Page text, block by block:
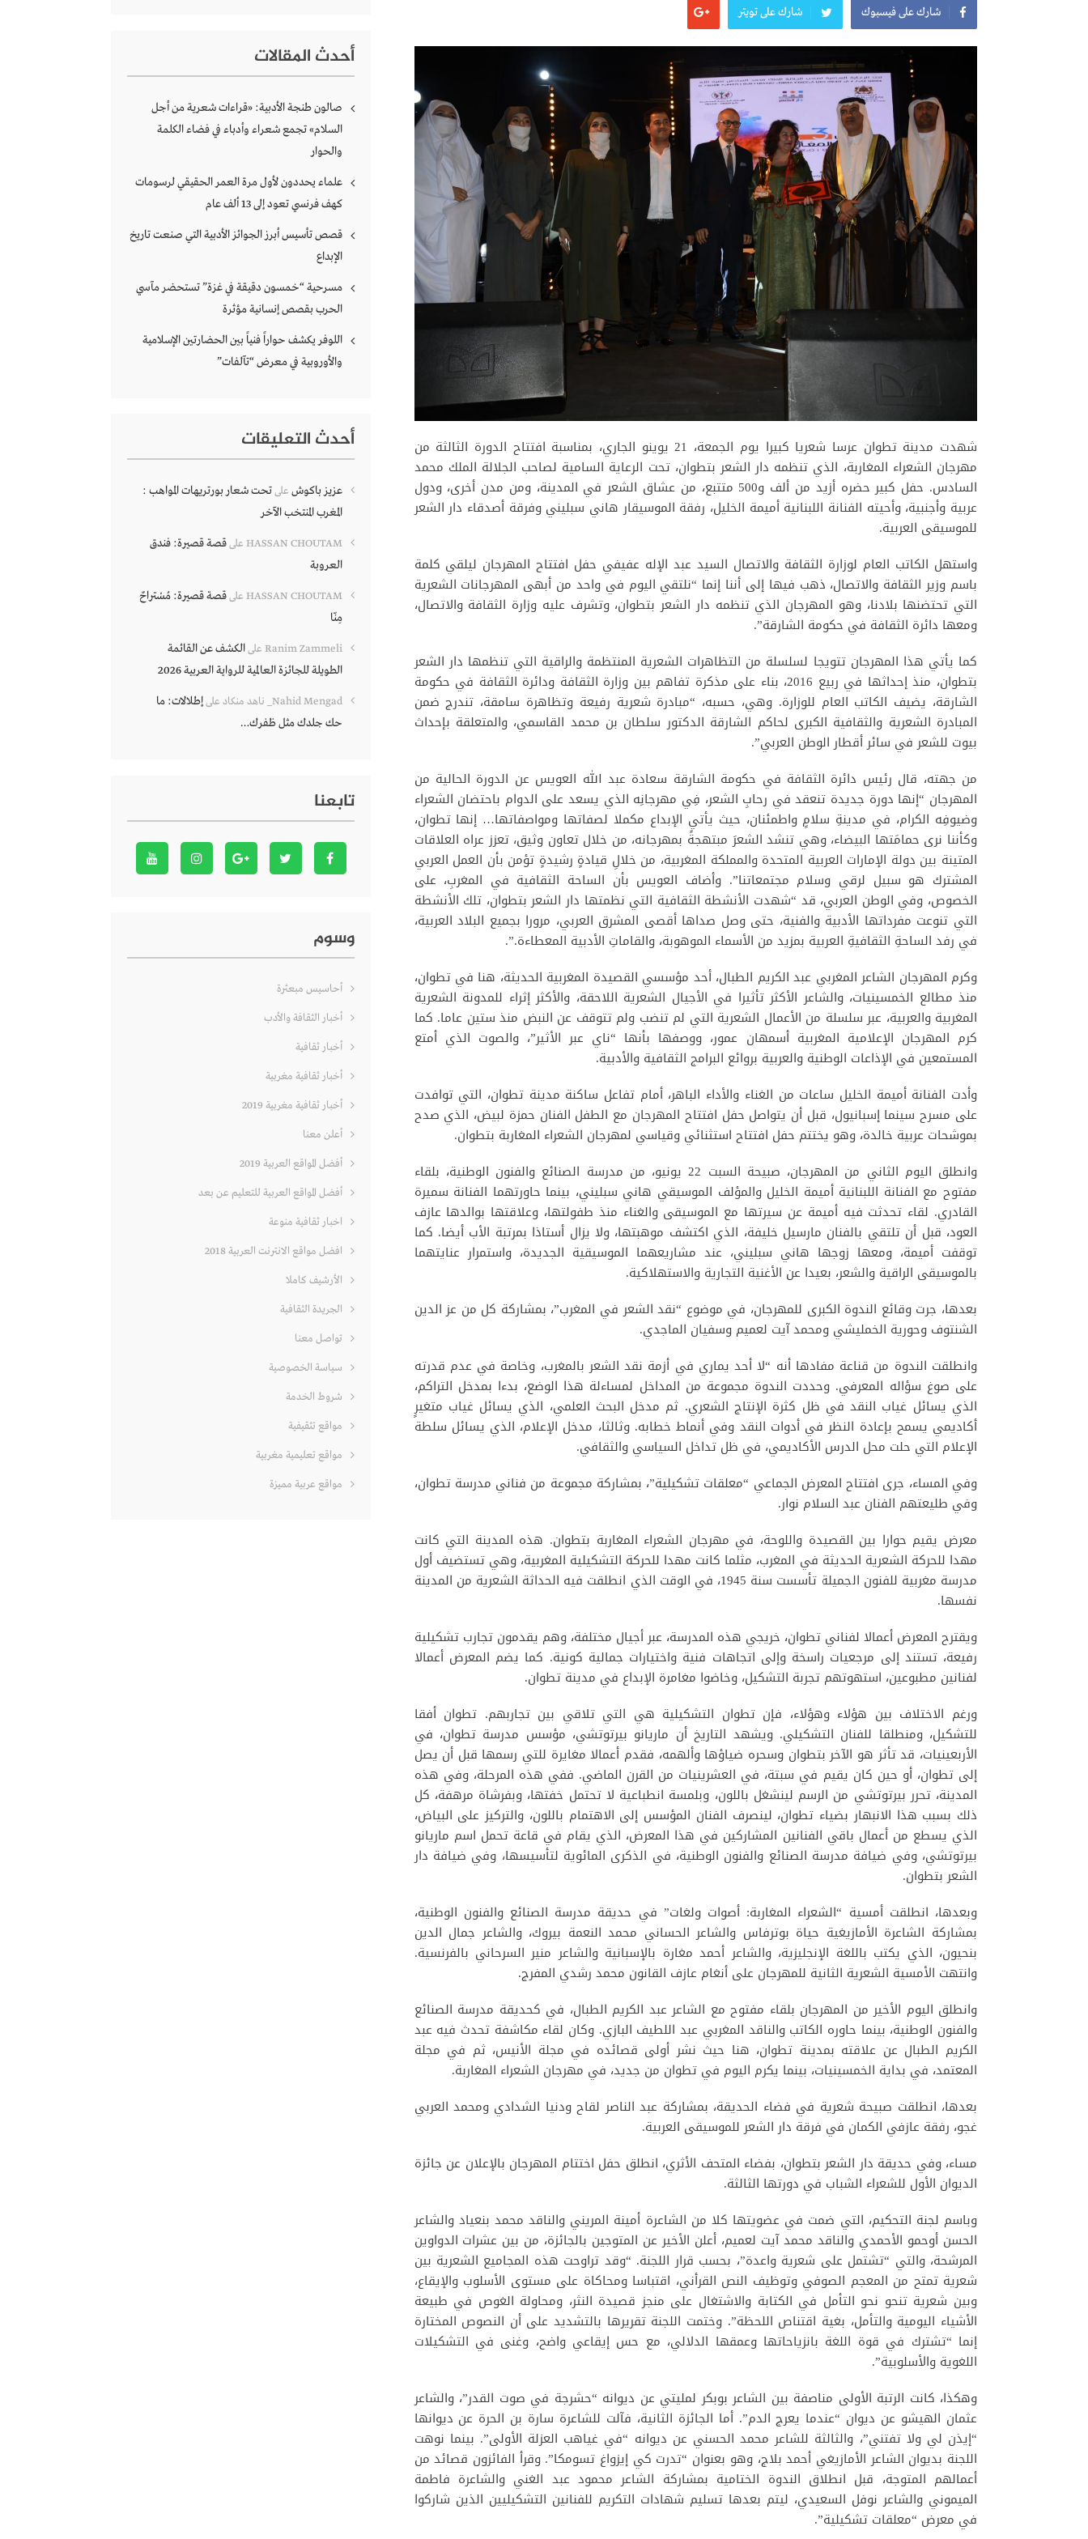
شارك على فيسبوك شارك على تويتر
شهدت مدينة تطوان عرسا شعريا كبيرا يوم الجمعة، 21 يوينو الجاري، بمناسبة افتتاح الدورة الثالثة من
مهرجان الشعراء المغاربة، الذي تنظمه دار الشعر بتطوان، تحت الرعاية السامية لصاحب الجلالة الملك محمد
السادس. حفل كبير حضره أزيد من ألف و500 متتبع، من عشاق الشعر في المدينة، ومن مدن أخرى، ودول
عربية وأجنبية، وأحيته الفنانة اللبنانية أميمة الخليل، رفقة الموسيقار هاني سبليني وفرقة أصدقاء دار الشعر
للموسيقى العربية.
واستهل الكاتب العام لوزارة الثقافة والاتصال السيد عبد الإله عفيفي حفل افتتاح المهرجان ليلقي كلمة
باسم وزير الثقافة والاتصال، ذهب فيها إلى أننا إنما “نلتقي اليوم في واحد من أبهى المهرجانات الشعرية
التي تحتضنها بلادنا، وهو المهرجان الذي تنظمه دار الشعر بتطوان، وتشرف عليه وزارة الثقافة والاتصال،
ومعها دائرة الثقافة في حكومة الشارقة”.
كما يأتي هذا المهرجان تتويجا لسلسلة من التظاهرات الشعرية المنتظمة والراقية التي تنظمها دار الشعر
بتطوان، منذ إحداثها في ربيع 2016، بناء على مذكرة تفاهم بين وزارة الثقافة ودائرة الثقافة في حكومة
الشارقة، يضيف الكاتب العام للوزارة. وهي، حسبه، “مبادرة شعرية رفيعة وتظاهرة سامقة، تندرج ضمن
المبادرة الشعرية والثقافية الكبرى لحاكم الشارقة الدكتور سلطان بن محمد القاسمي، والمتعلقة بإحداث
بيوت للشعر في سائر أقطار الوطن العربي”.
من جهته، قال رئيس دائرة الثقافة في حكومة الشارقة سعادة عبد الله العويس عن الدورة الحالية من
المهرجان “إنها دورة جديدة تنعقد في رحابِ الشعر، فِي مهرجانِه الذي يسعد على الدوام باحتضان الشعراء
وضيوفِه الكرام، في مدينةِ سلامٍ واطمئنان، حيث يأتي الإبداع مكملا لصفاتها ومواصفاتها… إنها تطوان،
وكأننا نرى حمامَتها البيضاء، وهي تنشد الشعرَ مبتهجةً بمهرجانه، من خلال تعاون وثيق، تعزز عراه العلاقات
المتينة بين دولة الإمارات العربية المتحدة والمملكة المغربية، من خلالِ قيادةٍ رشيدةٍ تؤمن بأن العمل العربي
المشترك هو سبيل لرقي وسلام مجتمعاتنا”. وأضاف العويس بأن الساحة الثقافية في المغربِ، على
الخصوص، وفي الوطن العربي، قد “شهدت الأنشطة الثقافية التي نظمتها دار الشعر بتطوان، تلك الأنشطة
التي تنوعت مفرداتها الأدبية والفنية، حتى وصل صداها أقصى المشرق العربي، مرورا بجميع البلاد العربية،
في رفد الساحةِ الثقافيةِ العربية بمزيد من الأسماء الموهوبة، والقاماتِ الأدبية المعطاءة.”.
وكرم المهرجان الشاعر المغربي عبد الكريم الطبال، أحد مؤسسي القصيدة المغربية الحديثة، هنا في تطوان،
منذ مطالع الخمسينيات، والشاعر الأكثر تأثيرا في الأجيال الشعرية اللاحقة، والأكثر إثراء للمدونة الشعرية
المغربية والعربية، عبر سلسلة من الأعمال الشعرية التي لم تنضب ولم تتوقف عن النبض منذ ستين عاما. كما
كرم المهرجان الإعلامية المغربية أسمهان عمور، ووصفها بأنها “ناي عبر الأثير”، والصوت الذي أمتع
المستمعين في الإذاعات الوطنية والعربية بروائع البرامج الثقافية والأدبية.
وأدت الفنانة أميمة الخليل ساعات من الغناء والأداء الباهر، أمام تفاعل ساكنة مدينة تطوان، التي توافدت
على مسرح سينما إسبانيول، قبل أن يتواصل حفل افتتاح المهرجان مع الطفل الفنان حمزة لبيض، الذي صدح
بموشحات عربية خالدة، وهو يختتم حفل افتتاح استثنائي وقياسي لمهرجان الشعراء المغاربة بتطوان.
وانطلق اليوم الثاني من المهرجان، صبيحة السبت 22 يونيو، من مدرسة الصنائع والفنون الوطنية، بلقاء
مفتوح مع الفنانة اللبنانية أميمة الخليل والمؤلف الموسيقي هاني سبليني، بينما حاورتهما الفنانة سميرة
القادري. لقاء تحدثت فيه أميمة عن سيرتها مع الموسيقى والغناء منذ طفولتها، وعلاقتها بوالدها عازف
العود، قبل أن تلتقي بالفنان مارسيل خليفة، الذي اكتشف موهبتها، ولا يزال أستاذا بمرتبة الأب أيضا. كما
توقفت أميمة، ومعها زوجها هاني سبليني، عند مشاريعهما الموسيقية الجديدة، واستمرار عنايتهما
بالموسيقى الراقية والشعر، بعيدا عن الأغنية التجارية والاستهلاكية.
بعدها، جرت وقائع الندوة الكبرى للمهرجان، في موضوع “نقد الشعر في المغرب”، بمشاركة كل من عز الدين
الشنتوف وحورية الخمليشي ومحمد آيت لعميم وسفيان الماجدي.
وانطلقت الندوة من قناعة مفادها أنه “لا أحد يماري في أزمة نقد الشعر بالمغرب، وخاصة في عدم قدرته
على صوغ سؤاله المعرفي. وحددت الندوة مجموعة من المداخل لمساءلة هذا الوضع، بدءا بمدخل التراكم،
الذي يسائل غياب النقد في ظل كثرة الإنتاج الشعري. ثم مدخل البحث العلمي، الذي يسائل غياب متغيرٍ
أكاديمي يسمح بإعادة النظر في أدوات النقد وفي أنماط خطابه. وثالثا، مدخل الإعلام، الذي يسائل سلطة
الإعلام التي حلت محل الدرس الأكاديمي، في ظل تداخل السياسي والثقافي.
وفي المساء، جرى افتتاح المعرض الجماعي “معلقات تشكيلية”، بمشاركة مجموعة من فناني مدرسة تطوان،
وفي طليعتهم الفنان عبد السلام نوار.
معرض يقيم حوارا بين القصيدة واللوحة، في مهرجان الشعراء المغاربة بتطوان. هذه المدينة التي كانت
مهدا للحركة الشعرية الحديثة في المغرب، مثلما كانت مهدا للحركة التشكيلية المغربية، وهي تستضيف أول
مدرسة مغربية للفنون الجميلة تأسست سنة 1945، في الوقت الذي انطلقت فيه الحداثة الشعرية من المدينة
نفسها.
ويقترح المعرض أعمالا لفناني تطوان، خريجي هذه المدرسة، عبر أجيال مختلفة، وهم يقدمون تجارب تشكيلية
رفيعة، تستند إلى مرجعيات راسخة وإلى اتجاهات فنية واختيارات جمالية كونية. كما يضم المعرض أعمالا
لفنانين مطبوعين، استهوتهم تجربة التشكيل، وخاضوا مغامرة الإبداع في مدينة تطوان.
ورغم الاختلاف بين هؤلاء وهؤلاء، فإن تطوان التشكيلية هي التي تلاقي بين تجاربهم. تطوان أفقا
للتشكيل، ومنطلقا للفنان التشكيلي. ويشهد التاريخ أن ماريانو بيرتوتشي، مؤسس مدرسة تطوان، في
الأربعينيات، قد تأثر هو الآخر بتطوان وسحره ضياؤها وألهمه، فقدم أعمالا مغايرة للتي رسمها قبل أن يصل
إلى تطوان، أو حين كان يقيم في سبتة، في العشرينيات من القرن الماضي. ففي هذه المرحلة، وفي هذه
المدينة، تحرر بيرتوتشي من الرسم لينشغل باللون، وبلمسة انطباعية لا تحتمل خفتها، وبفرشاة مرهفة، كل
ذلك بسبب هذا الانبهار بضياء تطوان، لينصرف الفنان المؤسس إلى الاهتمام باللون، والتركيز على البياض،
الذي يسطع من أعمال باقي الفنانين المشاركين في هذا المعرض، الذي يقام في قاعة تحمل اسم ماريانو
بيرتوتشي، وفي ضيافة مدرسة الصنائع والفنون الوطنية، في الذكرى المائوية لتأسيسها، وفي ضيافة دار
الشعر بتطوان.
وبعدها، انطلقت أمسية “الشعراء المغاربة: أصوات ولغات” في حديقة مدرسة الصنائع والفنون الوطنية،
بمشاركة الشاعرة الأمازيغية حياة بوترفاس والشاعر الحساني محمد النعمة بيروك، والشاعر جمال الدين
بنحيون، الذي يكتب باللغة الإنجليزية، والشاعر أحمد مغارة بالإسبانية والشاعر منير السرحاني بالفرنسية.
وانتهت الأمسية الشعرية الثانية للمهرجان على أنغام عازف القانون محمد رشدي المفرج.
وانطلق اليوم الأخير من المهرجان بلقاء مفتوح مع الشاعر عبد الكريم الطبال، في كحديقة مدرسة الصنائع
والفنون الوطنية، بينما حاوره الكاتب والناقد المغربي عبد اللطيف البازي. وكان لقاء مكاشفة تحدث فيه عبد
الكريم الطبال عن علاقته بمدينة تطوان، هنا حيث نشر أولى قصائده في مجلة الأنيس، ثم في مجلة
المعتمد، في بداية الخمسينيات، بينما يكرم اليوم في تطوان من جديد، في مهرجان الشعراء المغاربة.
بعدها، انطلقت صبيحة شعرية في فضاء الحديقة، بمشاركة عبد الناصر لقاح ودنيا الشدادي ومحمد العربي
غجو، رفقة عازفي الكمان في فرقة دار الشعر للموسيقى العربية.
مساء، وفي حديقة دار الشعر بتطوان، بفضاء المتحف الأثري، انطلق حفل اختتام المهرجان بالإعلان عن جائزة
الديوان الأول للشعراء الشباب في دورتها الثالثة.
وباسم لجنة التحكيم، التي ضمت في عضويتها كلا من الشاعرة أمينة المريني والناقد محمد بنعياد والشاعر
الحسن أوحمو الأحمدي والناقد محمد آيت لعميم، أعلن الأخير عن المتوجين بالجائزة، من بين عشرات الدواوين
المرشحة، والتي “تشتمل على شعرية واعدة”، بحسب قرار اللجنة. “وقد تراوحت هذه المجاميع الشعرية بين
شعرية تمتح من المعجم الصوفي وتوظيف النص القرأني، اقتباسا ومحاكاة على مستوى الأسلوب والإيقاع،
وبين شعرية تنحو نحو التأمل في الكتابة والاشتغال على منجز قصيدة النثر، ومحاولة الغوص في طبيعة
الأشياء اليومية والتأمل، بغية اقتناص اللحظة”. وختمت اللجنة تقريرها بالتشديد على أن النصوص المختارة
إنما “تشترك في قوة اللغة بانزياحاتها وعمقها الدلالي، مع حس إيقاعي واضح، وغنى في التشكيلات
اللغوية والأسلوبية”.
وهكذا، كانت الرتبة الأولى مناصفة بين الشاعر بوبكر لمليتي عن ديوانه “حشرجة في صوت القدر”، والشاعر
عثمان الهيشو عن ديوان “عندما يعرج الدم”. أما الجائزة الثانية، فآلت للشاعرة سارة بن الحرة عن ديوانها
“إيذن لي ولا تفتني”، والثالثة للشاعر محمد الحسني عن ديوانه “في غياهب العزلة الأولى”. بينما نوهت
اللجنة بديوان الشاعر الأمازيغي أحمد بلاج، وهو بعنوان “تدرت كي إيزواغ تسومكا”. وقرأ الفائزون قصائد من
أعمالهم المتوجة، قبل انطلاق الندوة الختامية بمشاركة الشاعر محمود عبد الغني والشاعرة فاطمة
الميموني والشاعر نوفل السعيدي، ليتم بعدها تسليم شهادات التكريم للفنانين التشكيليين الذين شاركوا
في معرض “معلقات تشكيلية”.
أحدث المقالات
صالون طنجة الأدبية: «قراءات شعرية من أجل
السلام» تجمع شعراء وأدباء في فضاء الكلمة
والحوار
علماء يحددون لأول مرة العمر الحقيقي لرسومات
كهف فرنسي تعود إلى 13 ألف عام
قصص تأسيس أبرز الجوائز الأدبية التي صنعت تاريخ
الإبداع
مسرحية “خمسون دقيقة في غزة” تستحضر مآسي
الحرب بقصص إنسانية مؤثرة
اللوفر يكشف حواراً فنياً بين الحضارتين الإسلامية
والأوروبية في معرض “تآلفات”
أحدث التعليقات
عزيز باكوش علىتحت شعار بورتريهات المواهب :
المغرب المنتخب الآخر
HASSAN CHOUTAM علىقصة قصيرة: فندق
العروبة
HASSAN CHOUTAM علىقصة قصيرة: مُسْتراحٌ
مِنّا
Ranim Zammeli علىالكشف عن القائمة
الطويلة للجائزة العالمية للرواية العربية 2026
Nahid Mengad_ ناهد منكاد علىإطلالات: ما
حك جلدك مثل ظفرك…
تابعنا
وسوم
أحاسيس مبعثرة
أخبار الثقافة والأدب
أخبار ثقافية
أخبار ثقافية مغربية
أخبار ثقافية مغربية 2019
أعلن معنا
أفضل المواقع العربية 2019
أفضل المواقع العربية للتعليم عن بعد
اخبار ثقافية منوعة
افضل مواقع الانترنت العربية 2018
الأرشيف كاملا
الجريدة الثقافية
تواصل معنا
سياسة الخصوصية
شروط الخدمة
مواقع تثقيفية
مواقع تعليمية مغربية
مواقع عربية مميزة